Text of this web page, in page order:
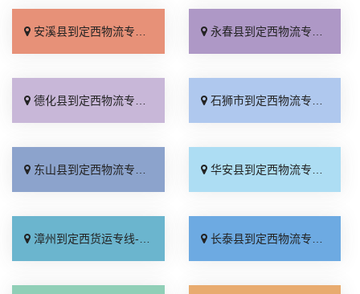
安溪县到定西物流专线_专线快运「专业可靠」 永春县到定西物流专线_快速响应「送货上门」
德化县到定西物流专线_高效运输「一站直达」 石狮市到定西物流专线_全境派送「定点发车」
东山县到定西物流专线_天天发车「定点发车」 华安县到定西物流专线_直通专线「送货上门」
漳州到定西货运专线-漳州到定西物流公司_高速快运「诚信经营」 长泰县到定西物流专线_定点发车「运价实惠」